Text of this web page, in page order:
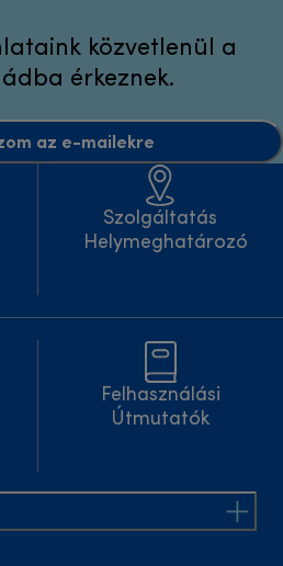
közvetlenül a
érkeznek.
az e-mailekre
Szolgáltatás
Helymeghatározó
Felhasználási
Útmutatók